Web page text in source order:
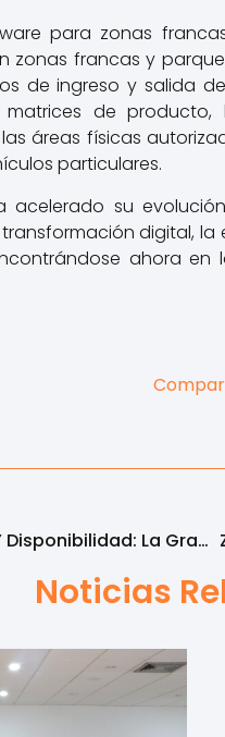
para zonas
zonas francas y
de ingreso y salida
de
áreas físicas
particulares.
acelerado su
digital,
ahora
Equilibrio Entre Eficiencia Y Disponibilidad: La Gran Apuesta Del Nuevo Complejo De Data Centers ZETTA De Grupo ZFB
Noticias